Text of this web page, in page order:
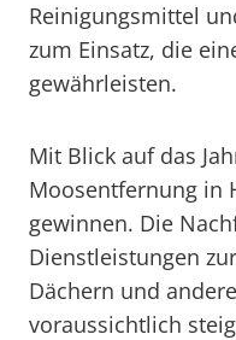
Reinigungsmittel
zum Einsatz, die
gewährleisten.
Mit Blick auf das
Moosentfernung in
gewinnen. Die
Dienstleistungen
Dächern und
voraussichtlich